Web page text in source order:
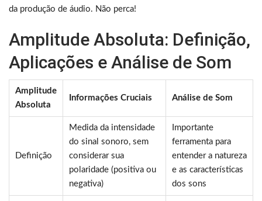
da produção de áudio. Não perca!
Amplitude Absoluta: Definição,
Aplicações e Análise de Som
Amplitude
Absoluta
Informações Cruciais Análise de Som
Definição
Medida da intensidade
do sinal sonoro, sem
considerar sua
polaridade (positiva ou
negativa)
Importante
ferramenta para
entender a natureza
e as características
dos sons